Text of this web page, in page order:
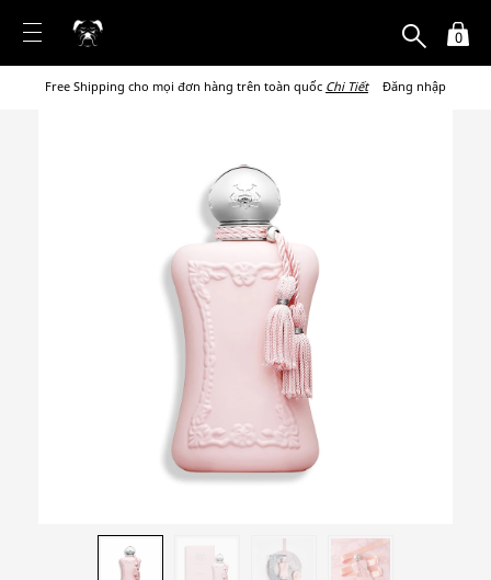
0
Free Shipping cho mọi đơn hàng trên toàn quốc Chi Tiết Đăng nhập